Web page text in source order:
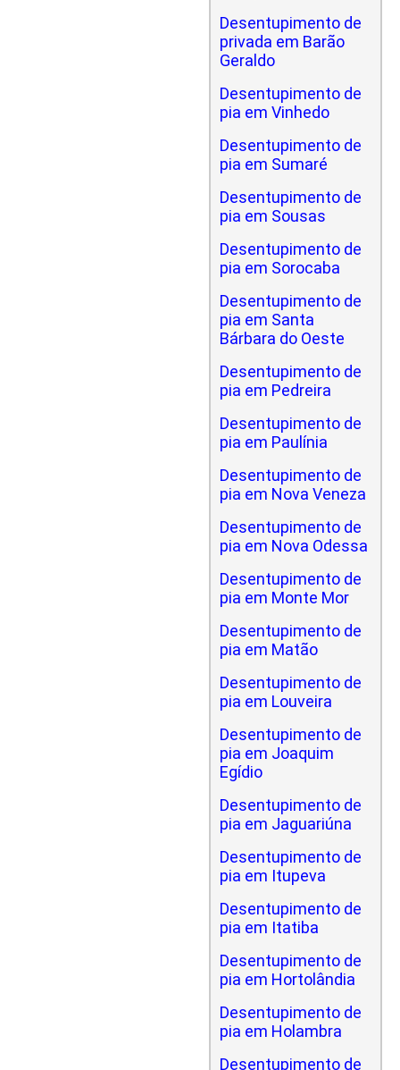
Desentupimento de
privada em Barão
Geraldo
Desentupimento de
pia em Vinhedo
Desentupimento de
pia em Sumaré
Desentupimento de
pia em Sousas
Desentupimento de
pia em Sorocaba
Desentupimento de
pia em Santa
Bárbara do Oeste
Desentupimento de
pia em Pedreira
Desentupimento de
pia em Paulínia
Desentupimento de
pia em Nova Veneza
Desentupimento de
pia em Nova Odessa
Desentupimento de
pia em Monte Mor
Desentupimento de
pia em Matão
Desentupimento de
pia em Louveira
Desentupimento de
pia em Joaquim
Egídio
Desentupimento de
pia em Jaguariúna
Desentupimento de
pia em Itupeva
Desentupimento de
pia em Itatiba
Desentupimento de
pia em Hortolândia
Desentupimento de
pia em Holambra
Desentupimento de